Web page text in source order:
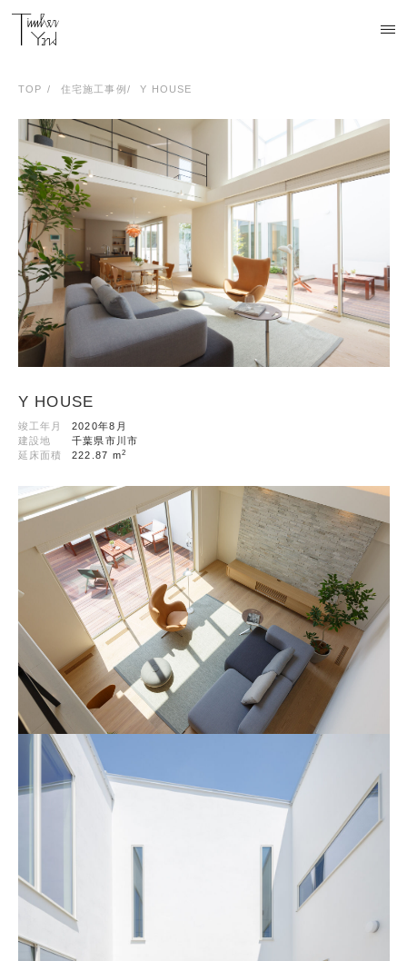
TOP 住宅施工事例 Y HOUSE
Y HOUSE
竣工年月
2020年8月
建設地
千葉県市川市
延床面積
222.87 m2